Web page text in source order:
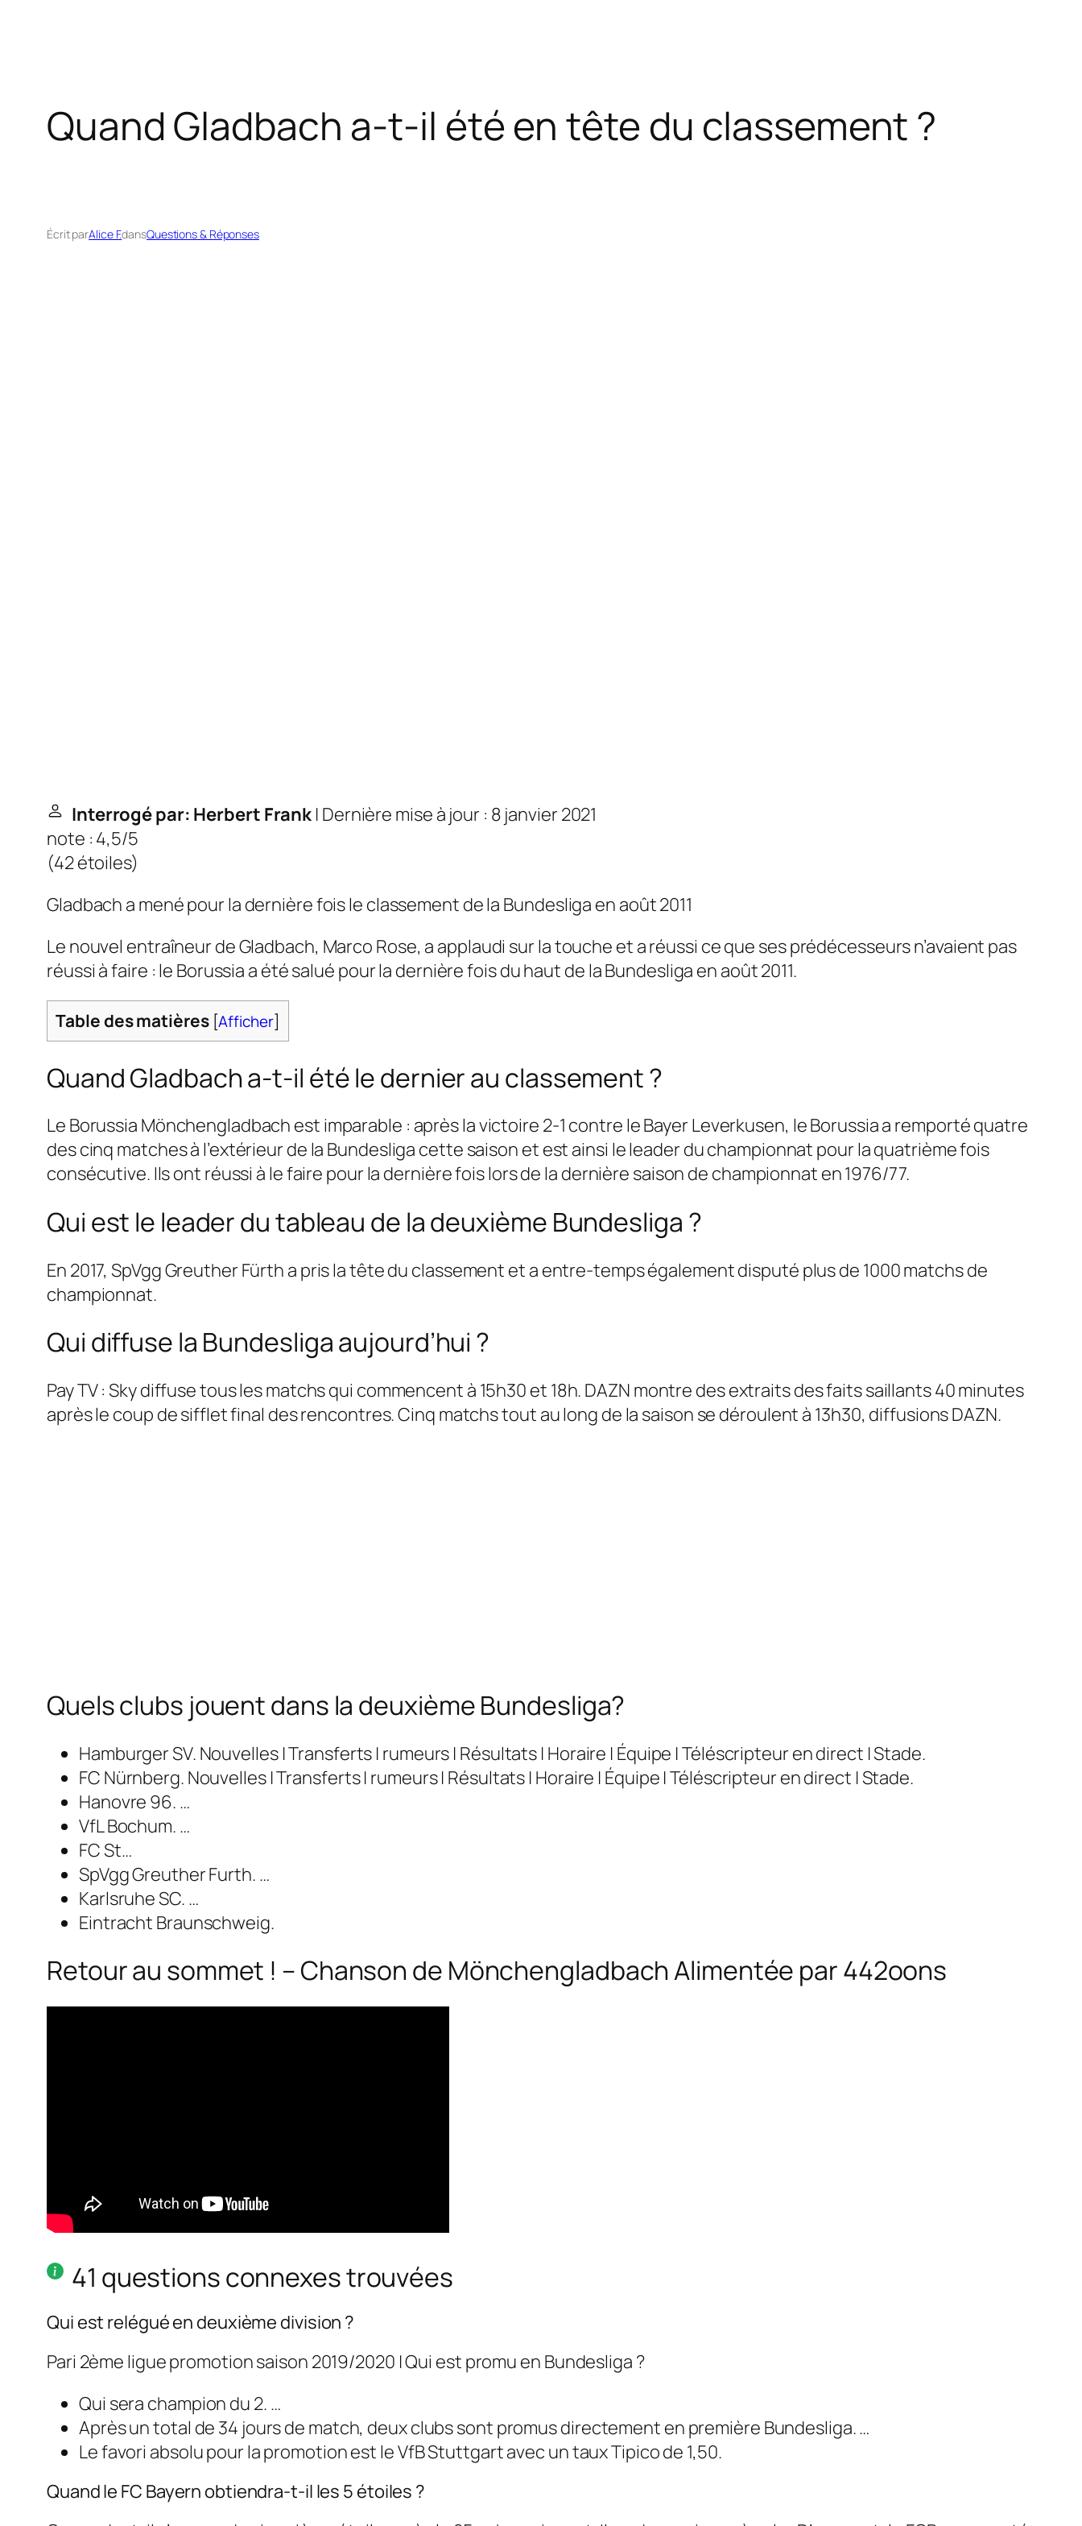
Quand Gladbach a-t-il été en tête du classement ?
Écrit parAlice F.dansQuestions & Réponses
Interrogé par: Herbert Frank | Dernière mise à jour : 8 janvier 2021
note : 4,5/5
(42 étoiles)
Gladbach a mené pour la dernière fois le classement de la Bundesliga en août 2011
Le nouvel entraîneur de Gladbach, Marco Rose, a applaudi sur la touche et a réussi ce que ses prédécesseurs n’avaient pas
réussi à faire : le Borussia a été salué pour la dernière fois du haut de la Bundesliga en août 2011.
Table des matières [Afficher]
Quand Gladbach a-t-il été le dernier au classement ?
Le Borussia Mönchengladbach est imparable : après la victoire 2-1 contre le Bayer Leverkusen, le Borussia a remporté quatre
des cinq matches à l’extérieur de la Bundesliga cette saison et est ainsi le leader du championnat pour la quatrième fois
consécutive. Ils ont réussi à le faire pour la dernière fois lors de la dernière saison de championnat en 1976/77.
Qui est le leader du tableau de la deuxième Bundesliga ?
En 2017, SpVgg Greuther Fürth a pris la tête du classement et a entre-temps également disputé plus de 1000 matchs de
championnat.
Qui diffuse la Bundesliga aujourd’hui ?
Pay TV : Sky diffuse tous les matchs qui commencent à 15h30 et 18h. DAZN montre des extraits des faits saillants 40 minutes
après le coup de sifflet final des rencontres. Cinq matchs tout au long de la saison se déroulent à 13h30, diffusions DAZN.
Quels clubs jouent dans la deuxième Bundesliga?
Hamburger SV. Nouvelles | Transferts | rumeurs | Résultats | Horaire | Équipe | Téléscripteur en direct | Stade.
FC Nürnberg. Nouvelles | Transferts | rumeurs | Résultats | Horaire | Équipe | Téléscripteur en direct | Stade.
Hanovre 96. …
VfL Bochum. …
FC St…
SpVgg Greuther Furth. …
Karlsruhe SC. …
Eintracht Braunschweig.
Retour au sommet ! – Chanson de Mönchengladbach Alimentée par 442oons
41 questions connexes trouvées
Qui est relégué en deuxième division ?
Pari 2ème ligue promotion saison 2019/2020 | Qui est promu en Bundesliga ?
Qui sera champion du 2. …
Après un total de 34 jours de match, deux clubs sont promus directement en première Bundesliga. …
Le favori absolu pour la promotion est le VfB Stuttgart avec un taux Tipico de 1,50.
Quand le FC Bayern obtiendra-t-il les 5 étoiles ?